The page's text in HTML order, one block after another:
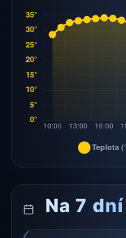
Na 7 dní